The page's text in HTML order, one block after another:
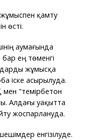
қамту
өсті.
аумағында
ең төменгі
жұмысқа
іске асырылуда.
мен "темірбетон
Алдағы уақытта
жоспарлануда.
енгізілуде.